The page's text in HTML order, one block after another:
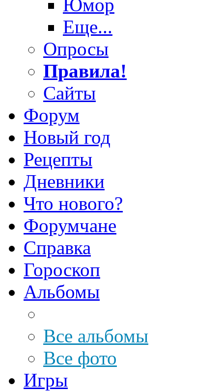
Юмор
Еще...
Опросы
Правила!
Сайты
Форум
Новый год
Рецепты
Дневники
Что нового?
Форумчане
Справка
Гороскоп
Альбомы
Все альбомы
Все фото
Игры